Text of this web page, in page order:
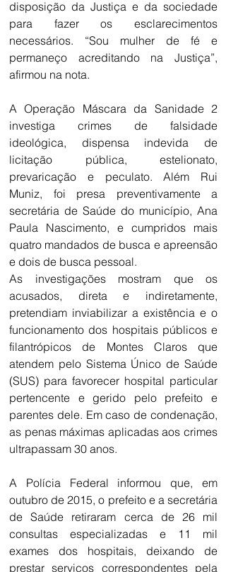
disposição da Justiça e da sociedade
para fazer os esclarecimentos
necessários. “Sou mulher de fé e
permaneço acreditando na Justiça”,
afirmou na nota.
A Operação Máscara da Sanidade 2
investiga crimes de falsidade
ideológica, dispensa indevida de
licitação pública, estelionato,
prevaricação e peculato. Além Rui
Muniz, foi presa preventivamente a
secretária de Saúde do município, Ana
Paula Nascimento, e cumpridos mais
quatro mandados de busca e apreensão
e dois de busca pessoal.
As investigações mostram que os
acusados, direta e indiretamente,
pretendiam inviabilizar a existência e o
funcionamento dos hospitais públicos e
filantrópicos de Montes Claros que
atendem pelo Sistema Único de Saúde
(SUS) para favorecer hospital particular
pertencente e gerido pelo prefeito e
parentes dele. Em caso de condenação,
as penas máximas aplicadas aos crimes
ultrapassam 30 anos.
A Polícia Federal informou que, em
outubro de 2015, o prefeito e a secretária
de Saúde retiraram cerca de 26 mil
consultas especializadas e 11 mil
exames dos hospitais, deixando de
prestar serviços correspondentes pela